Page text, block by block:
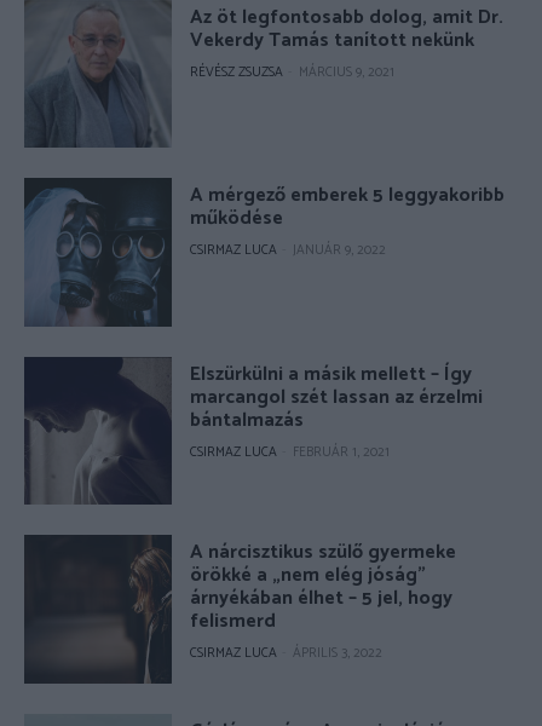
Az öt legfontosabb dolog, amit Dr.
Vekerdy Tamás tanított nekünk
RÉVÉSZ ZSUZSA MÁRCIUS 9, 2021
A mérgező emberek 5 leggyakoribb
működése
CSIRMAZ LUCA JANUÁR 9, 2022
Elszürkülni a másik mellett – Így
marcangol szét lassan az érzelmi
bántalmazás
CSIRMAZ LUCA FEBRUÁR 1, 2021
A nárcisztikus szülő gyermeke
örökké a „nem elég jóság”
árnyékában élhet – 5 jel, hogy
felismerd
CSIRMAZ LUCA ÁPRILIS 3, 2022